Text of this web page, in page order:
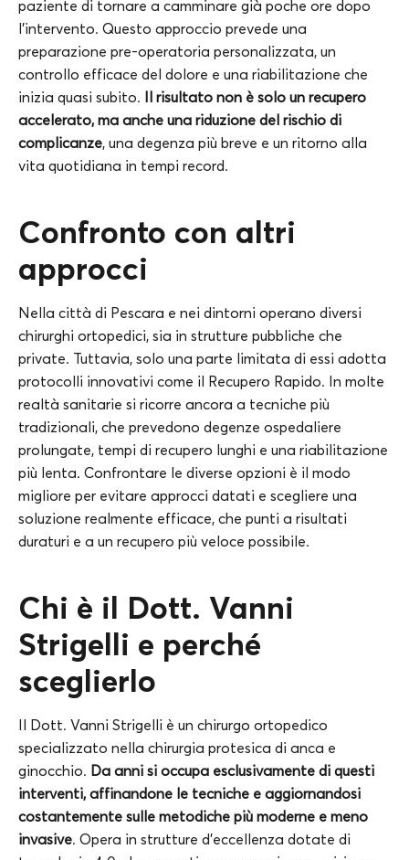
paziente di tornare a camminare già poche ore dopo
l’intervento. Questo approccio prevede una
preparazione pre-operatoria personalizzata, un
controllo efficace del dolore e una riabilitazione che
inizia quasi subito. Il risultato non è solo un recupero
accelerato, ma anche una riduzione del rischio di
complicanze, una degenza più breve e un ritorno alla
vita quotidiana in tempi record.
Confronto con altri
approcci
Nella città di Pescara e nei dintorni operano diversi
chirurghi ortopedici, sia in strutture pubbliche che
private. Tuttavia, solo una parte limitata di essi adotta
protocolli innovativi come il Recupero Rapido. In molte
realtà sanitarie si ricorre ancora a tecniche più
tradizionali, che prevedono degenze ospedaliere
prolungate, tempi di recupero lunghi e una riabilitazione
più lenta. Confrontare le diverse opzioni è il modo
migliore per evitare approcci datati e scegliere una
soluzione realmente efficace, che punti a risultati
duraturi e a un recupero più veloce possibile.
Chi è il Dott. Vanni
Strigelli e perché
sceglierlo
Il Dott. Vanni Strigelli è un chirurgo ortopedico
specializzato nella chirurgia protesica di anca e
ginocchio. Da anni si occupa esclusivamente di questi
interventi, affinandone le tecniche e aggiornandosi
costantemente sulle metodiche più moderne e meno
invasive. Opera in strutture d’eccellenza dotate di